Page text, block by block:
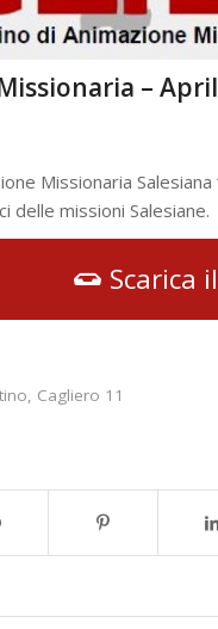
–
Missionaria
delle missioni Salesiane.
Scarica
, Cagliero 11